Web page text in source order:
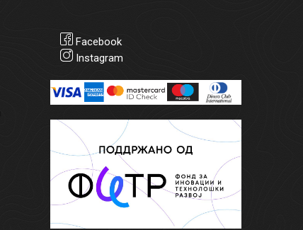
Facebook
Instagram